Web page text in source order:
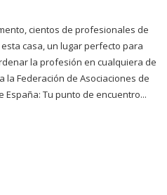
cientos de profesionales de
casa, un lugar perfecto para
la profesión en cualquiera de
la Federación de Asociaciones de